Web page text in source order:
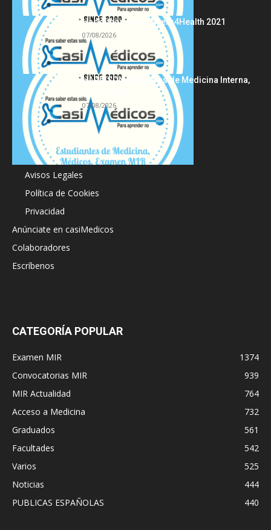
Hackathon Innomakers4Health 2021
07/08/2026
HARRISON Principios de Medicina Interna,
07/08/2026
Acerca de
Avisos Legales
Política de Cookies
Privacidad
Anúnciate en casiMedicos
Colaboradores
Escríbenos
CATEGORÍA POPULAR
Examen MIR
1374
Convocatorias MIR
939
MIR Actualidad
764
Acceso a Medicina
732
Graduados
561
Facultades
542
Varios
525
Noticias
444
PUBLICAS ESPAÑOLAS
440